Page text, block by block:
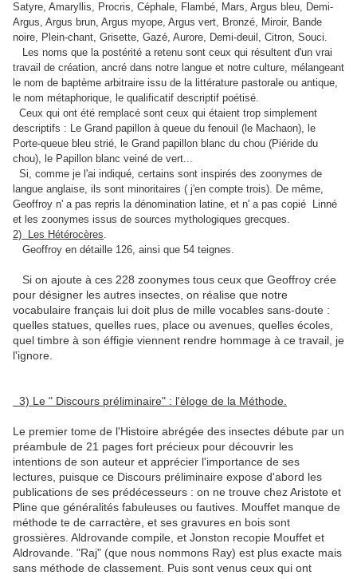
Satyre, Amaryllis, Procris, Céphale, Flambé, Mars, Argus bleu, Demi-
Argus, Argus brun, Argus myope, Argus vert, Bronzé, Miroir, Bande
noire, Plein-chant, Grisette, Gazé, Aurore, Demi-deuil, Citron, Souci.
Les noms que la postérité a retenu sont ceux qui résultent d'un vrai
travail de création, ancré dans notre langue et notre culture, mélangeant
le nom de baptème arbitraire issu de la littérature pastorale ou antique,
le nom métaphorique, le qualificatif descriptif poétisé.
Ceux qui ont été remplacé sont ceux qui étaient trop simplement
descriptifs : Le Grand papillon à queue du fenouil (le Machaon), le
Porte-queue bleu strié, le Grand papillon blanc du chou (Piéride du
chou), le Papillon blanc veiné de vert...
Si, comme je l'ai indiqué, certains sont inspirés des zoonymes de
langue anglaise, ils sont minoritaires ( j'en compte trois). De même,
Geoffroy n' a pas repris la dénomination latine, et n' a pas copié Linné
et les zoonymes issus de sources mythologiques grecques.
2) Les Hétérocères.
Geoffroy en détaille 126, ainsi que 54 teignes.
Si on ajoute à ces 228 zoonymes tous ceux que Geoffroy crée
pour désigner les autres insectes, on réalise que notre
vocabulaire français lui doit plus de mille vocables sans-doute :
quelles statues, quelles rues, place ou avenues, quelles écoles,
quel timbre à son éffigie viennent rendre hommage à ce travail, je
l'ignore.
3) Le " Discours préliminaire" : l'èloge de la Méthode.
Le premier tome de l'Histoire abrégée des insectes débute par un
préambule de 21 pages fort précieux pour découvrir les
intentions de son auteur et apprécier l'importance de ses
lectures, puisque ce Discours préliminaire expose d'abord les
publications de ses prédécesseurs : on ne trouve chez Aristote et
Pline que généralités fabuleuses ou fautives. Mouffet manque de
méthode te de carractère, et ses gravures en bois sont
grossières. Aldrovande compile, et Jonston recopie Mouffet et
Aldrovande. "Raj" (que nous nommons Ray) est plus exacte mais
sans méthode de classement. Puis sont venus ceux qui ont